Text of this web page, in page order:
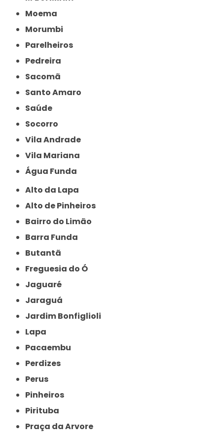
Moema
Morumbi
Parelheiros
Pedreira
Sacomã
Santo Amaro
Saúde
Socorro
Vila Andrade
Vila Mariana
Água Funda
Alto da Lapa
Alto de Pinheiros
Bairro do Limão
Barra Funda
Butantã
Freguesia do Ó
Jaguaré
Jaraguá
Jardim Bonfiglioli
Lapa
Pacaembu
Perdizes
Perus
Pinheiros
Pirituba
Praça da Arvore